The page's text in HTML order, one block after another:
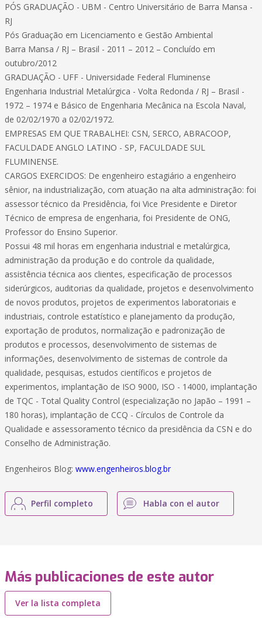
PÓS GRADUAÇÃO - UBM - Centro Universitário de Barra Mansa -
RJ
Pós Graduação em Licenciamento e Gestão Ambiental
Barra Mansa / RJ – Brasil - 2011 – 2012 – Concluído em
outubro/2012
GRADUAÇÃO - UFF - Universidade Federal Fluminense
Engenharia Industrial Metalúrgica - Volta Redonda / RJ – Brasil -
1972 – 1974 e Básico de Engenharia Mecânica na Escola Naval,
de 02/02/1970 a 02/02/1972.
EMPRESAS EM QUE TRABALHEI: CSN, SERCO, ABRACOOP,
FACULDADE ANGLO LATINO - SP, FACULDADE SUL
FLUMINENSE.
CARGOS EXERCIDOS: De engenheiro estagiário a engenheiro
sênior, na industrialização, com atuação na alta administração: foi
assessor técnico da Presidência, foi Vice Presidente e Diretor
Técnico de empresa de engenharia, foi Presidente de ONG,
Professor do Ensino Superior.
Possui 48 mil horas em engenharia industrial e metalúrgica,
administração da produção e do controle da qualidade,
assistência técnica aos clientes, especificação de processos
siderúrgicos, auditorias da qualidade, projetos e desenvolvimento
de novos produtos, projetos de experimentos laboratoriais e
industriais, controle estatístico e planejamento da produção,
exportação de produtos, normalização e padronização de
produtos e processos, desenvolvimento de sistemas de
informações, desenvolvimento de sistemas de controle da
qualidade, pesquisas, estudos científicos e projetos de
experimentos, implantação de ISO 9000, ISO - 14000, implantação
de TQC - Total Quality Control (especialização no Japão – 1991 –
180 horas), implantação de CCQ - Círculos de Controle da
Qualidade e assessoramento técnico da presidência da CSN e do
Conselho de Administração.
Engenheiros Blog: www.engenheiros.blog.br
Perfil completo Habla con el autor
Más publicaciones de este autor
Ver la lista completa